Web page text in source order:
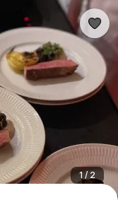
1 / 2